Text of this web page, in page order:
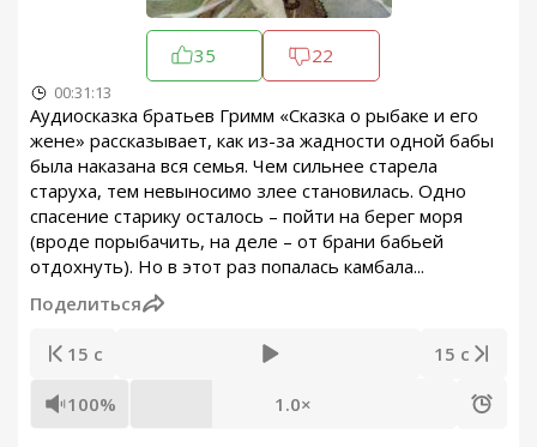
35 22
00:31:13
Аудиосказка братьев Гримм «Сказка о рыбаке и его
жене» рассказывает, как из-за жадности одной бабы
была наказана вся семья. Чем сильнее старела
старуха, тем невыносимо злее становилась. Одно
спасение старику осталось – пойти на берег моря
(вроде порыбачить, на деле – от брани бабьей
отдохнуть). Но в этот раз попалась камбала...
Поделиться
15 с 15 с
100% 1.0×